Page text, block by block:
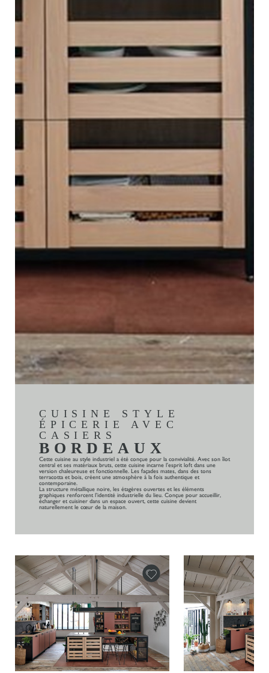
CUISINE STYLE
ÉPICERIE AVEC
CASIERS
BORDEAUX
Cette cuisine au style industriel a été conçue pour la convivialité. Avec son îlot
central et ses matériaux bruts, cette cuisine incarne l’esprit loft dans une
version chaleureuse et fonctionnelle. Les façades mates, dans des tons
terracotta et bois, créent une atmosphère à la fois authentique et
contemporaine.
La structure métallique noire, les étagères ouvertes et les éléments
graphiques renforcent l’identité industrielle du lieu. Conçue pour accueillir,
échanger et cuisiner dans un espace ouvert, cette cuisine devient
naturellement le cœur de la maison.